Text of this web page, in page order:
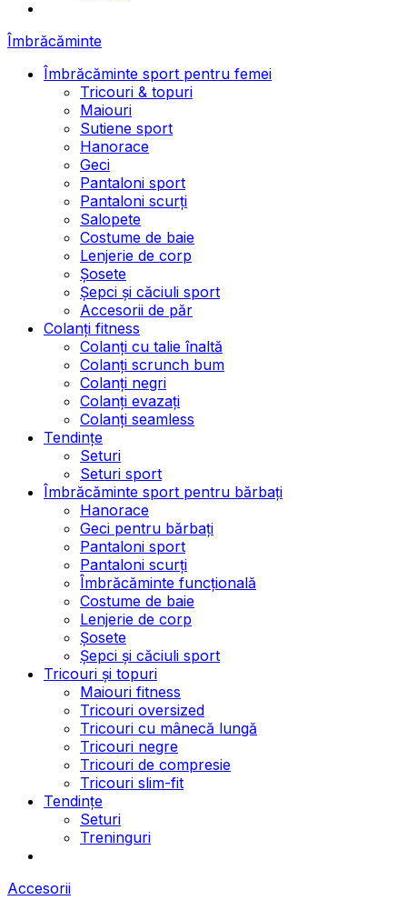
Îmbrăcăminte
Îmbrăcăminte sport pentru femei
Tricouri & topuri
Maiouri
Sutiene sport
Hanorace
Geci
Pantaloni sport
Pantaloni scurți
Salopete
Costume de baie
Lenjerie de corp
Șosete
Șepci și căciuli sport
Accesorii de păr
Colanți fitness
Colanți cu talie înaltă
Colanți scrunch bum
Colanți negri
Colanți evazați
Colanți seamless
Tendințe
Seturi
Seturi sport
Îmbrăcăminte sport pentru bărbați
Hanorace
Geci pentru bărbați
Pantaloni sport
Pantaloni scurți
Îmbrăcăminte funcțională
Costume de baie
Lenjerie de corp
Șosete
Șepci și căciuli sport
Tricouri și topuri
Maiouri fitness
Tricouri oversized
Tricouri cu mânecă lungă
Tricouri negre
Tricouri de compresie
Tricouri slim-fit
Tendințe
Seturi
Treninguri
Accesorii